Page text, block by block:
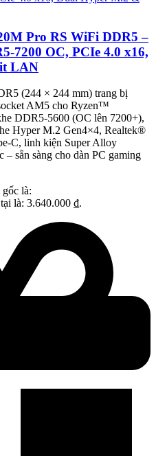
Pro RS WiFi DDR5 –
7200 OC, PCIe 4.0 x16,
LAN
(244 × 244 mm) trang bị
AM5 cho Ryzen™
DDR5-5600 (OC lên 7200+),
Hyper M.2 Gen4×4, Realtek®
C, linh kiện Super Alloy
– sẵn sàng cho dàn PC gaming
gốc là:
là: 3.640.000 ₫.